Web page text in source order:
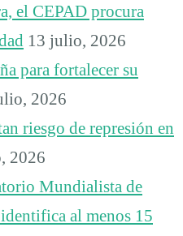
el CEPAD procura
13 julio, 2026
para fortalecer su
2026
riesgo de represión en
2026
Mundialista de
al menos 15